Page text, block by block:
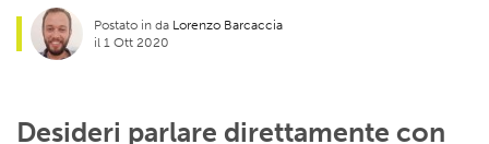
Postato in da Lorenzo Barcaccia
il 1 Ott 2020
Desideri parlare direttamente con